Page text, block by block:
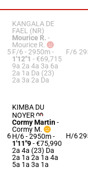
5
KANGALA DE
FAEL (NR)
Mourice R. -
Mourice R.
F/6 - 2950m-
1'12"1 - €69,715
9a 2a 4a 3a 6a
2a 1a Da (23)
2a 3a 2a Da
F/6
6
KIMBA DU
NOYER
Cormy Martin-
Cormy M.
H/6 - 2950m-
1'11"9- €75,990
2a 4a (23) Da
2a 1a 2a 1a 4a
5a 1a 3a 1a
H/6